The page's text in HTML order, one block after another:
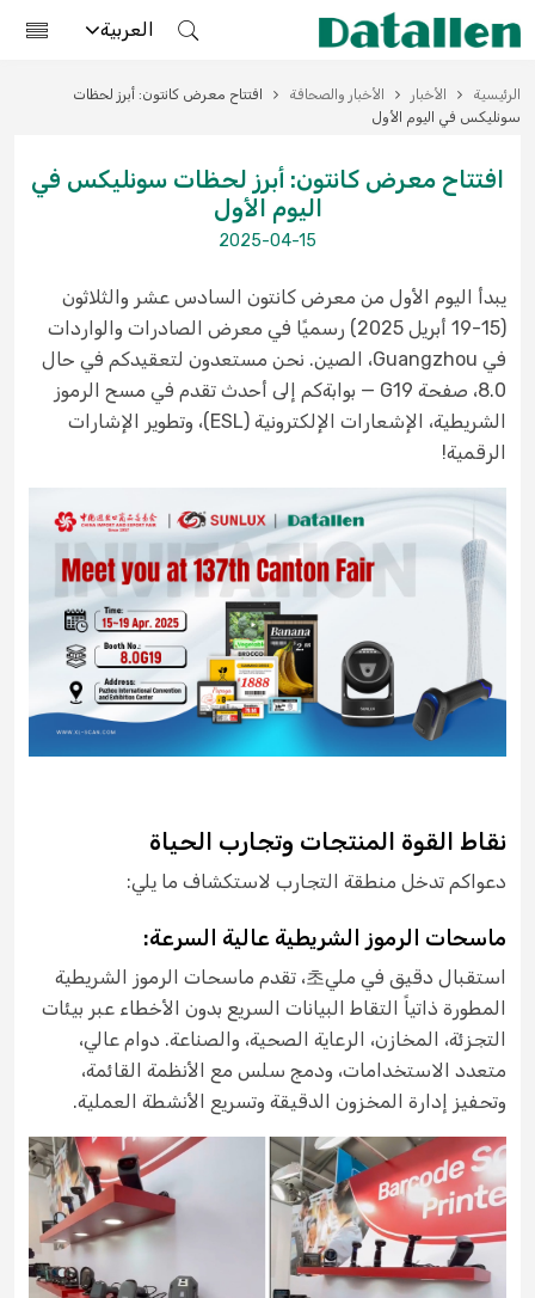
العربية
الرئيسية الأخبار الأخبار والصحافة
افتتاح معرض كانتون: أبرز لحظات
سونليكس في اليوم الأول
افتتاح معرض كانتون: أبرز لحظات سونليكس في
اليوم الأول
2025-04-15
يبدأ اليوم الأول من معرض كانتون السادس عشر والثلاثون
(15-19 أبريل 2025) رسميًا في معرض الصادرات والواردات
في Guangzhou، الصين. نحن مستعدون لتعقيدكم في حال
8.0، صفحة G19 — بوابةكم إلى أحدث تقدم في مسح الرموز
الشريطية، الإشعارات الإلكترونية (ESL)، وتطوير الإشارات
الرقمية!
نقاط القوة المنتجات وتجارب الحياة
دعواكم تدخل منطقة التجارب لاستكشاف ما يلي:
ماسحات الرموز الشريطية عالية السرعة:
استقبال دقيق في ملي초، تقدم ماسحات الرموز الشريطية
المطورة ذاتياً التقاط البيانات السريع بدون الأخطاء عبر بيئات
التجزئة، المخازن، الرعاية الصحية، والصناعة. دوام عالي،
متعدد الاستخدامات، ودمج سلس مع الأنظمة القائمة،
وتحفيز إدارة المخزون الدقيقة وتسريع الأنشطة العملية.